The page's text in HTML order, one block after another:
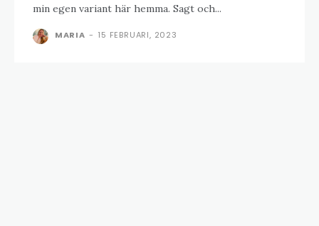
min egen variant här hemma. Sagt och...
MARIA - 15 FEBRUARI, 2023